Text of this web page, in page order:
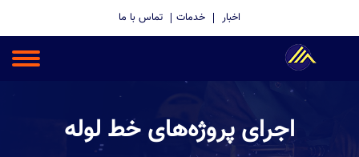
اخبار خدمات تماس با ما
اجرای پروژه‌های خط لوله